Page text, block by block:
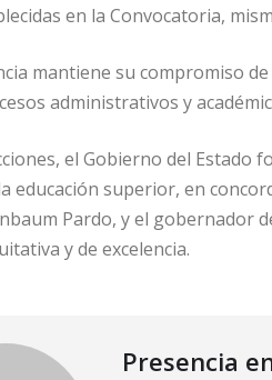
en la Convocatoria,
mantiene su compromiso
administrativos y
el Gobierno del
educación superior, en
Pardo, y el gobernador
y de excelencia.
Presencia